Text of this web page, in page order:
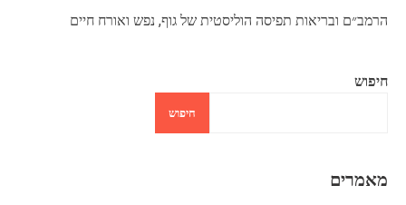
הרמב״ם ובריאות תפיסה הוליסטית של גוף, נפש ואורח חיים
חיפוש
חיפוש
מאמרים